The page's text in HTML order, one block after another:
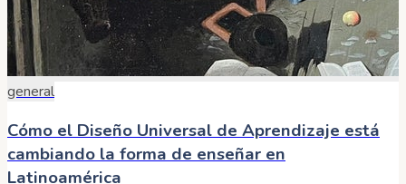
general
Cómo el Diseño Universal de Aprendizaje está
cambiando la forma de enseñar en
Latinoamérica